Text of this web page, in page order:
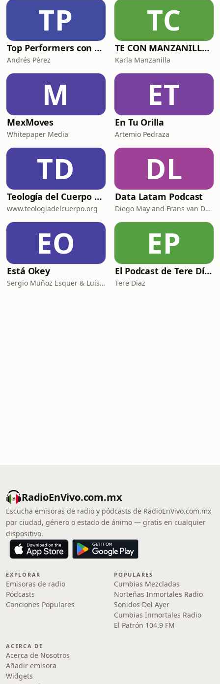
TP
Top Performers con Andrés Pérez
Andrés Pérez
TC
TE CON MANZANILLA. Para sanar tu relación con la comida, el cuerpo y el alma.
Karla Manzanilla
M
MexMoves
Whitepaper Media
ET
En Tu Orilla
Artemio Pedraza
TD
Teología del Cuerpo para Dummies
www.teologiadelcuerpo.org
DL
Data Latam Podcast
Diego May and Frans van Dunné
EO
Está Okey
Sergio Muñoz Esquer & Luisa Fernanda Perez
EP
El Podcast de Tere Díaz
Tere Diaz
RadioEnVivo.com.mx
Escucha emisoras de radio y pódcasts de RadioEnVivo.com.mx
por ciudad, género o estado de ánimo — gratis en cualquier
dispositivo.
EXPLORAR
Emisoras de radio
Pódcasts
Canciones Populares
POPULARES
Cumbias Mezcladas
Norteñas Inmortales Radio
Sonidos Del Ayer
Cumbias Inmortales Radio
El Patrón 104.9 FM
ACERCA DE
Acerca de Nosotros
Añadir emisora
Widgets